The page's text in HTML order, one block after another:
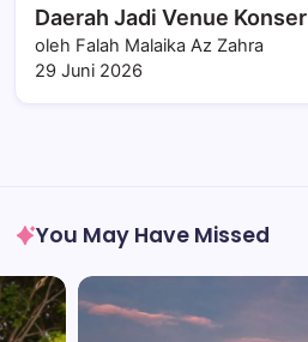
Daerah Jadi Venue Konser
oleh Falah Malaika Az Zahra
29 Juni 2026
You May Have Missed